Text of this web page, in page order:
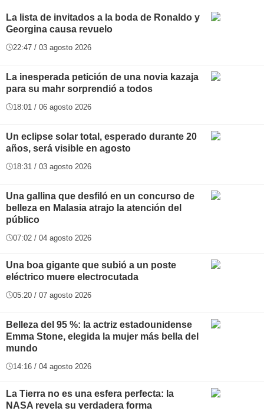
La lista de invitados a la boda de Ronaldo y
Georgina causa revuelo
22:47 / 03 agosto 2026
La inesperada petición de una novia kazaja
para su mahr sorprendió a todos
18:01 / 06 agosto 2026
Un eclipse solar total, esperado durante 20
años, será visible en agosto
18:31 / 03 agosto 2026
Una gallina que desfiló en un concurso de
belleza en Malasia atrajo la atención del
público
07:02 / 04 agosto 2026
Una boa gigante que subió a un poste
eléctrico muere electrocutada
05:20 / 07 agosto 2026
Belleza del 95 %: la actriz estadounidense
Emma Stone, elegida la mujer más bella del
mundo
14:16 / 04 agosto 2026
La Tierra no es una esfera perfecta: la
NASA revela su verdadera forma